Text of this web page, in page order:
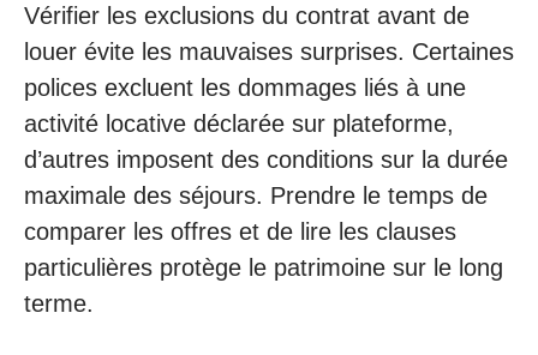
Vérifier les exclusions du contrat avant de
louer évite les mauvaises surprises. Certaines
polices excluent les dommages liés à une
activité locative déclarée sur plateforme,
d’autres imposent des conditions sur la durée
maximale des séjours. Prendre le temps de
comparer les offres et de lire les clauses
particulières protège le patrimoine sur le long
terme.